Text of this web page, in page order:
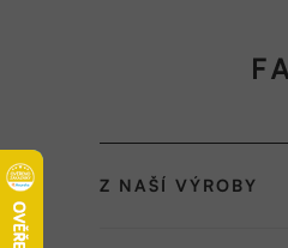
Z NAŠÍ VÝROBY